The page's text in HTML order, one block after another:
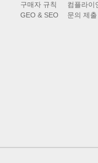
구매자 규칙
GEO & SEO
컴플라이
문의 제출